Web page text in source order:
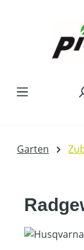
Garten